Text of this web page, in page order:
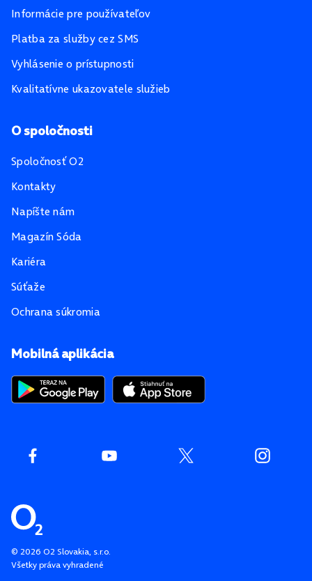
© 2026 O2 Slovakia, s.r.o.
Všetky práva vyhradené
Mobilná aplikácia
Informácie pre používateľov
Platba za služby cez SMS
Vyhlásenie o prístupnosti
Kvalitatívne ukazovatele služieb
O spoločnosti
Spoločnosť O2
Kontakty
Napíšte nám
Magazín Sóda
Kariéra
Súťaže
Ochrana súkromia